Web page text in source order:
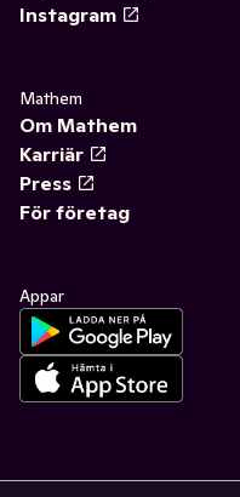
Instagram
Mathem
Om Mathem
Karriär
Press
För företag
Appar